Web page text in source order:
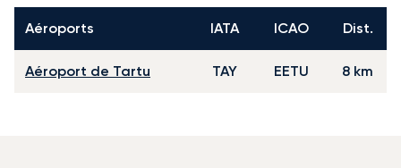
Aéroports IATA ICAO Dist.
Aéroport de Tartu TAY EETU 8 km